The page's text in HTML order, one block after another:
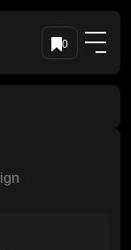
0